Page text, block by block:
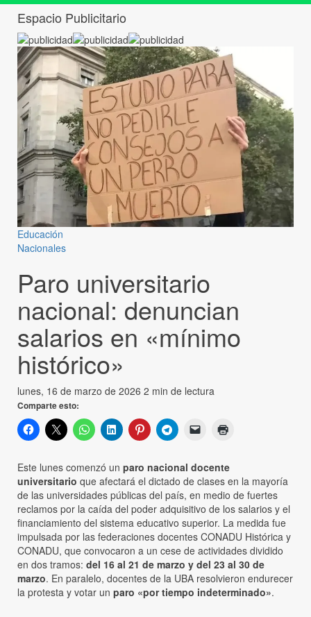
Espacio Publicitario
Educación
Nacionales
Paro universitario
nacional: denuncian
salarios en «mínimo
histórico»
lunes, 16 de marzo de 2026 2 min de lectura
Comparte esto:
Este lunes comenzó un paro nacional docente
universitario que afectará el dictado de clases en la mayoría
de las universidades públicas del país, en medio de fuertes
reclamos por la caída del poder adquisitivo de los salarios y el
financiamiento del sistema educativo superior. La medida fue
impulsada por las federaciones docentes CONADU Histórica y
CONADU, que convocaron a un cese de actividades dividido
en dos tramos: del 16 al 21 de marzo y del 23 al 30 de
marzo. En paralelo, docentes de la UBA resolvieron endurecer
la protesta y votar un paro «por tiempo indeterminado».